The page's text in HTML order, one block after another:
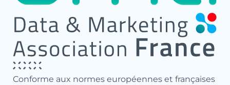
Conforme aux normes européennes et françaises